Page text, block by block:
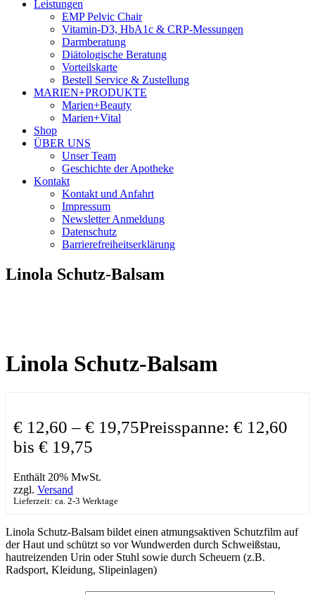
Leistungen
EMP Pelvic Chair
Vitamin-D3, HbA1c & CRP-Messungen
Darmberatung
Diätologische Beratung
Vorteilskarte
Bestell Service & Zustellung
MARIEN+PRODUKTE
Marien+Beauty
Marien+Vital
Shop
ÜBER UNS
Unser Team
Geschichte der Apotheke
Kontakt
Kontakt und Anfahrt
Impressum
Newsletter Anmeldung
Datenschutz
Barrierefreiheitserklärung
Linola Schutz-Balsam
Linola Schutz-Balsam
€ 12,60 – € 19,75Preisspanne: € 12,60
bis € 19,75
Enthält 20% MwSt.
zzgl. Versand
Lieferzeit: ca. 2-3 Werktage
Linola Schutz-Balsam bildet einen atmungsaktiven Schutzfilm auf
der Haut und schützt so vor Wundwerden durch Schweißstau,
hautreizenden Urin oder Stuhl sowie durch Scheuern (z.B.
Radsport, Kleidung, Slipeinlagen)